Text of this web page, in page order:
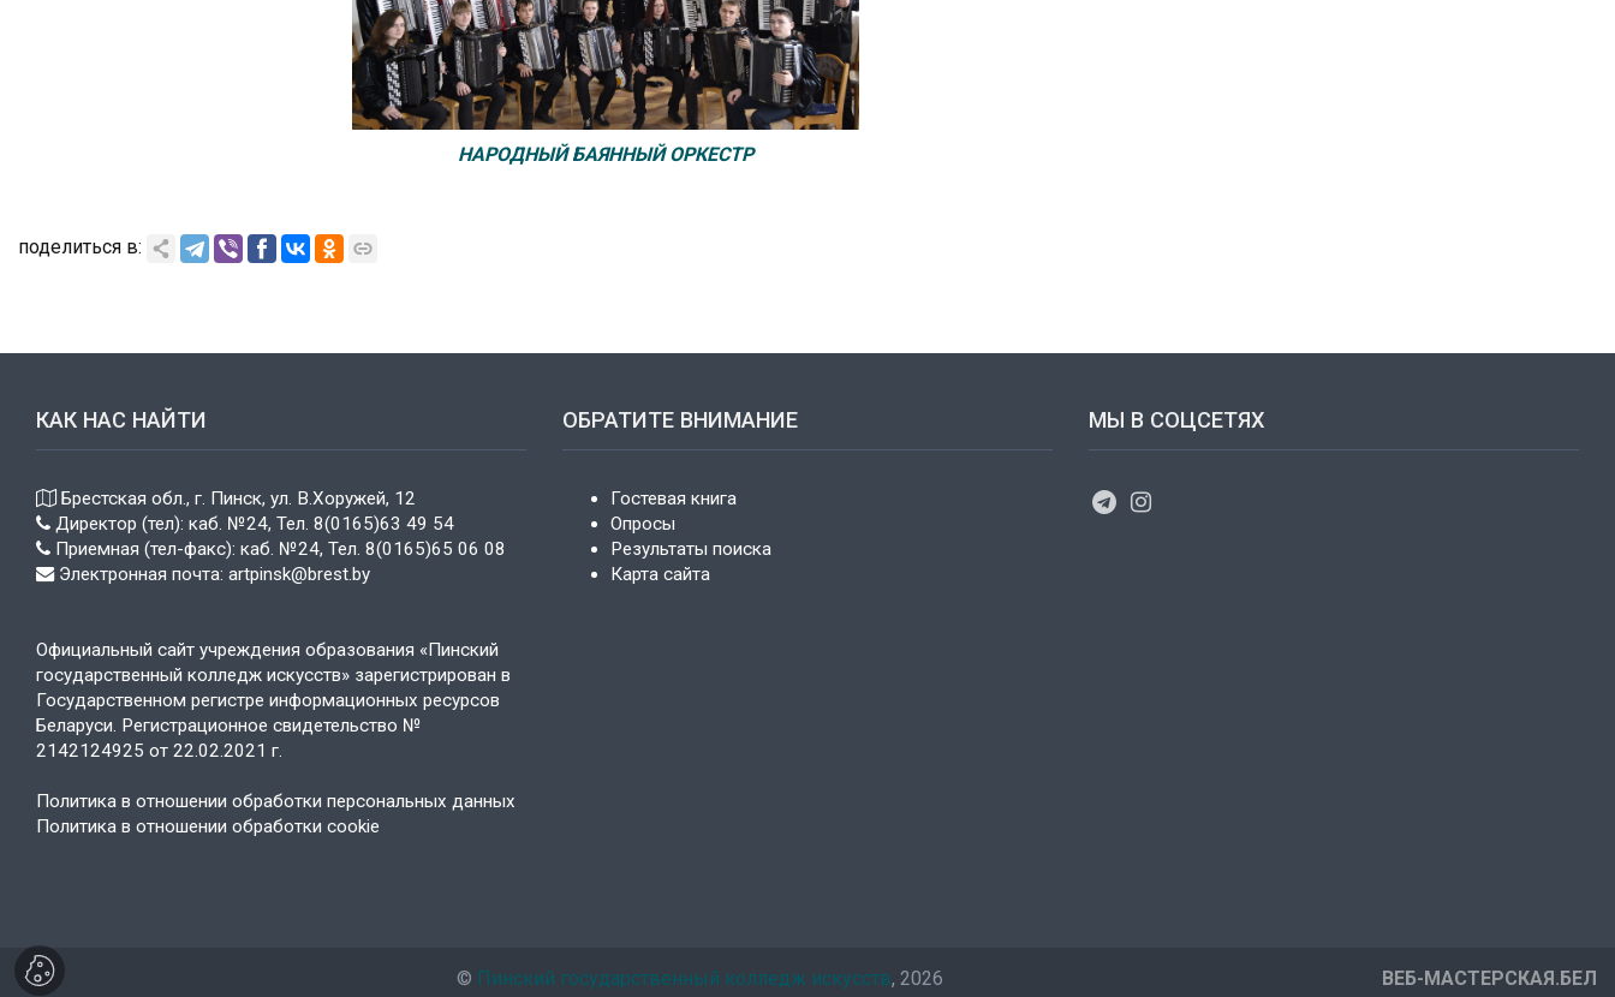
НАРОДНЫЙ БАЯННЫЙ ОРКЕСТР
поделиться в:
КАК НАС НАЙТИ
Брестская обл., г. Пинск, ул. В.Хоружей, 12
Директор (тел): каб. №24, Тел. 8(0165)63 49 54
Приемная (тел-факс): каб. №24, Тел. 8(0165)65 06 08
Электронная почта: artpinsk@brest.by
Официальный сайт учреждения образования «Пинский
государственный колледж искусств» зарегистрирован в
Государственном регистре информационных ресурсов
Беларуси. Регистрационное свидетельство №
2142124925 от 22.02.2021 г.
Политика в отношении обработки персональных данных
Политика в отношении обработки cookie
ОБРАТИТЕ ВНИМАНИЕ
Гостевая книга
Опросы
Результаты поиска
Карта сайта
МЫ В СОЦСЕТЯХ
© Пинский государственный колледж искусств, 2026 ВЕБ-МАСТЕРСКАЯ.БЕЛ